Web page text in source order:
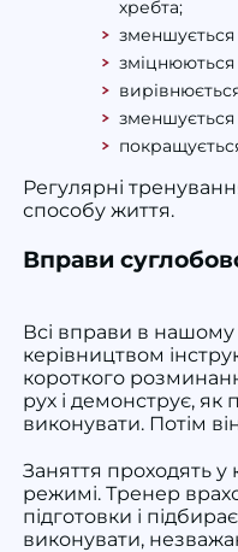
хребта;
зменшується
зміцнюються
зменшується
Регулярні
способу життя.
Вправи
Всі вправи в нашому
керівництвом
короткого
рух і демонструє, як
виконувати. Потім
Заняття проходять
режимі. Тренер
підготовки і
виконувати,